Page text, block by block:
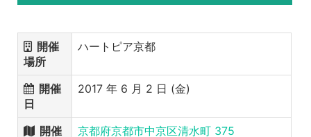
開催
場所
ハートピア京都
開催
日
2017 年 6 月 2 日 (金)
開催
京都府京都市中京区清水町 375